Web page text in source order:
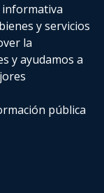
y servicios
la
y ayudamos a
pública